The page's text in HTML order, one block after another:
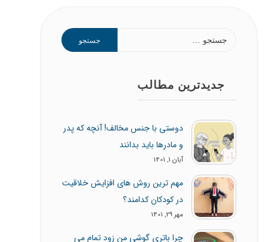
برای:
جدیدترین مطالب
دوستی با جنس مخالف! آنچه که پدر
و مادرها باید بدانند
آبان 1, 1401
مهم ترین روش های افزایش خلاقیت
در کودکان کدامند؟
مهر 29, 1401
چرا باتری گوشی من زود تمام می